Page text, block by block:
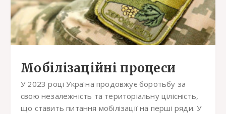
Мобілізаційні процеси
У 2023 році Україна продовжує боротьбу за
свою незалежність та територіальну цілісність,
що ставить питання мобілізації на перші ряди. У